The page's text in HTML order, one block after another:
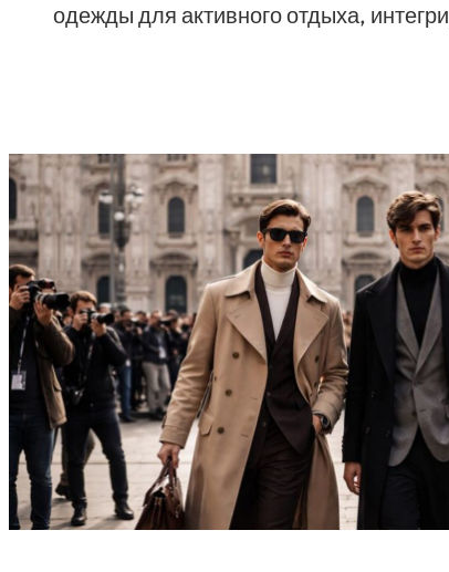
одежды для активного отдыха,